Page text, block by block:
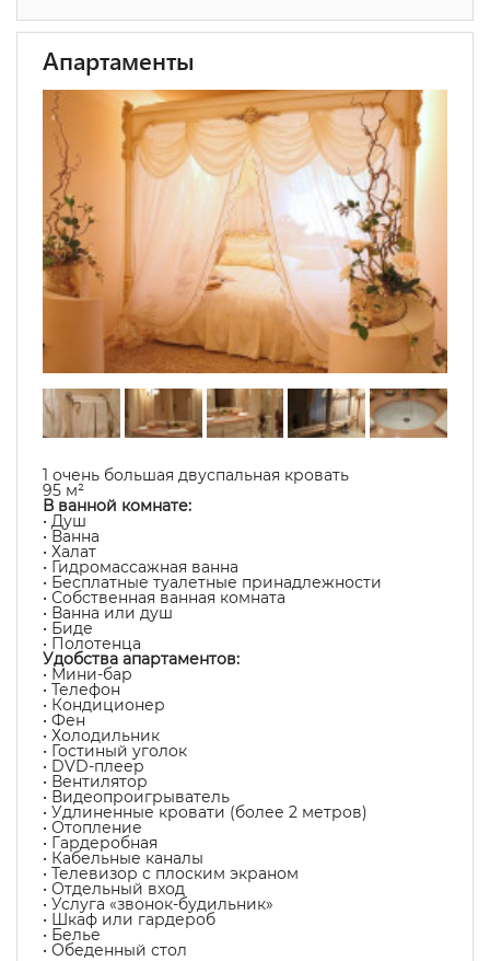
Апартаменты
1 очень большая двуспальная кровать
95 м²
В ванной комнате:
• Душ
• Ванна
• Халат
• Гидромассажная ванна
• Бесплатные туалетные принадлежности
• Собственная ванная комната
• Ванна или душ
• Биде
• Полотенца
Удобства апартаментов:
• Мини-бар
• Телефон
• Кондиционер
• Фен
• Холодильник
• Гостиный уголок
• DVD-плеер
• Вентилятор
• Видеопроигрыватель
• Удлиненные кровати (более 2 метров)
• Отопление
• Гардеробная
• Кабельные каналы
• Телевизор с плоским экраном
• Отдельный вход
• Услуга «звонок-будильник»
• Шкаф или гардероб
• Белье
• Обеденный стол